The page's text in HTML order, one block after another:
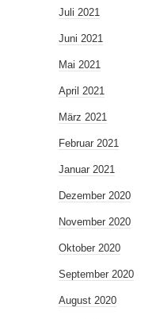
Juli 2021
Juni 2021
Mai 2021
April 2021
März 2021
Februar 2021
Januar 2021
Dezember 2020
November 2020
Oktober 2020
September 2020
August 2020